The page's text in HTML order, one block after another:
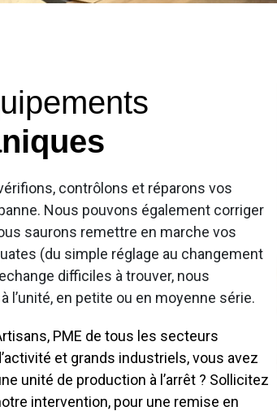
contrôlons et réparons vos
Nous pouvons également corriger
saurons remettre en marche vos
(du simple réglage au changement
difficiles à trouver, nous
l’unité, en petite ou en moyenne série.
PME de tous les secteurs
et grands industriels, vous avez
unité de production à l’arrêt ? Sollicitez
intervention, pour une remise en